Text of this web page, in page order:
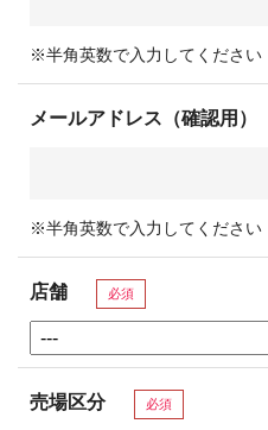
※半角英数で入力してください
メールアドレス（確認用）
※半角英数で入力してください
店舗 必須
売場区分 必須